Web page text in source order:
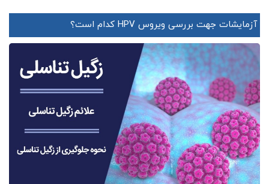
آزمایشات جهت بررسی ویروس HPV کدام است؟